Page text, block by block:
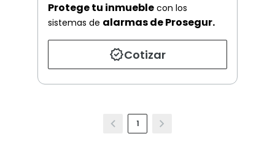
Protege tu inmueble con los
sistemas de alarmas de Prosegur.
Cotizar
1